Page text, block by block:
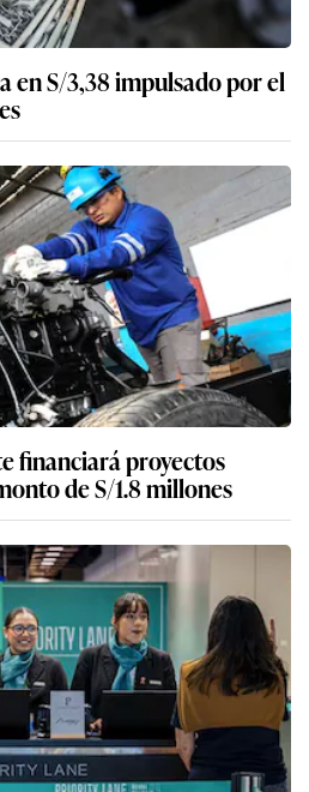
en S/3,38 impulsado por el
financiará proyectos
de S/1.8 millones